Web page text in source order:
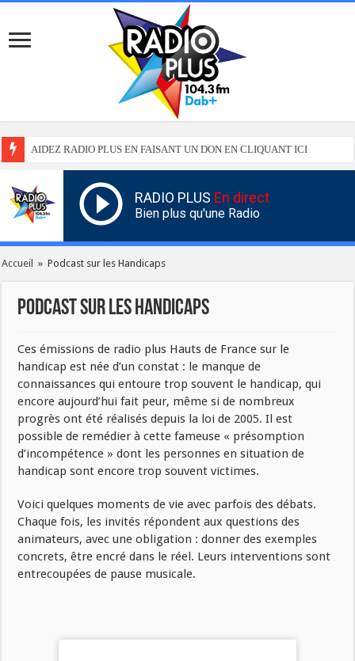
AIDEZ RADIO PLUS EN FAISANT UN DON EN CLIQUANT ICI
RADIO PLUS En direct
Bien plus qu'une Radio
Accueil » Podcast sur les Handicaps
Podcast sur les Handicaps
Ces émissions de radio plus Hauts de France sur le
handicap est née d’un constat : le manque de
connaissances qui entoure trop souvent le handicap, qui
encore aujourd’hui fait peur, même si de nombreux
progrès ont été réalisés depuis la loi de 2005. Il est
possible de remédier à cette fameuse « présomption
d’incompétence » dont les personnes en situation de
handicap sont encore trop souvent victimes.
Voici quelques moments de vie avec parfois des débats.
Chaque fois, les invités répondent aux questions des
animateurs, avec une obligation : donner des exemples
concrets, être encré dans le réel. Leurs interventions sont
entrecoupées de pause musicale.